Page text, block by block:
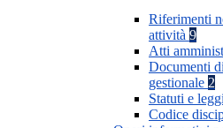
Riferimenti
attività 9
Atti
Documenti
gestionale 2
Statuti e
Codice